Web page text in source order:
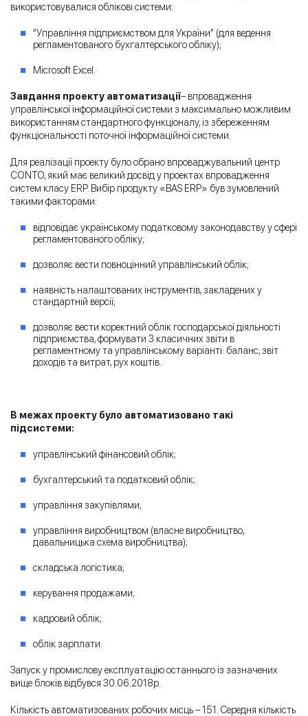
використовувалися облікові системи:
“Управління підприємством для України” (для ведення
регламентованого бухгалтерського обліку);
Microsoft Excel.
Завдання проекту автоматизації– впровадження
управлінської інформаційної системи з максимально можливим
використанням стандартного функціоналу, із збереженням
функціональності поточної інформаційної системи.
Для реалізації проекту було обрано впроваджувальний центр
CONTO, який має великий досвід у проектах впровадження
систем класу ERP. Вибір продукту «BAS ERP» був зумовлений
такими факторами:
відповідає українському податковому законодавству у сфері
регламентованого обліку;
дозволяє вести повноцінний управлінський облік;
наявність налаштованих інструментів, закладених у
стандартній версії;
дозволяє вести коректний облік господарської діяльності
підприємства, формувати 3 класичних звіти в
регламентному та управлінському варіанті: баланс, звіт
доходів та витрат, рух коштів.
В межах проекту було автоматизовано такі
підсистеми:
управлінський фінансовий облік;
бухгалтерський та податковий облік;
управління закупівлями;
управління виробництвом (власне виробництво,
давальницька схема виробництва);
складська логістика;
керування продажами;
кадровий облік;
облік зарплати.
Запуск у промислову експлуатацію останнього із зазначених
вище блоків відбувся 30.06.2018р.
Кількість автоматизованих робочих місць – 151. Середня кількість